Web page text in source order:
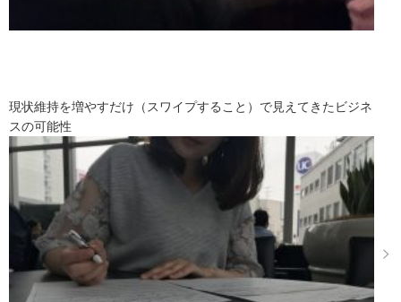
現状維持を増やすだけ（スワイプすること）で見えてきたビジネ
スの可能性